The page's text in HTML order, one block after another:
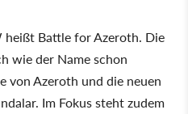
heißt Battle for Azeroth. Die
wie der Name schon
von Azeroth und die neuen
Im Fokus steht zudem